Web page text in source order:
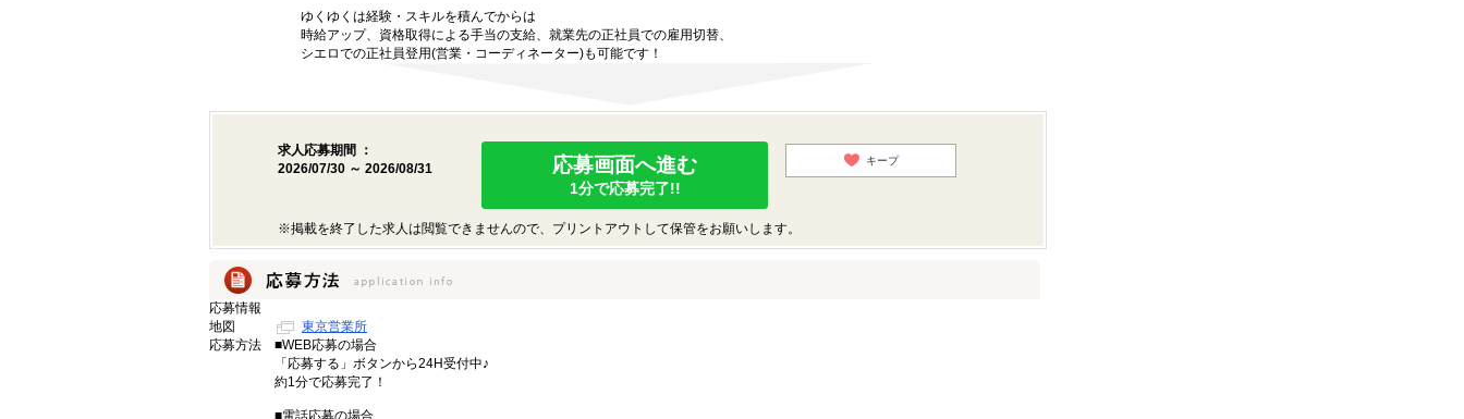
ゆくゆくは経験・スキルを積んでからは
時給アップ、資格取得による手当の支給、就業先の正社員での雇用切替、
シエロでの正社員登用(営業・コーディネーター)も可能です！
求人応募期間 ：
2026/07/30 ～ 2026/08/31
応募画面へ進む
1分で応募完了!!
キープ
※掲載を終了した求人は閲覧できませんので、プリントアウトして保管をお願いします。
応募情報
地図
東京営業所
応募方法
■WEB応募の場合
「応募する」ボタンから24H受付中♪
約1分で応募完了！
■電話応募の場合